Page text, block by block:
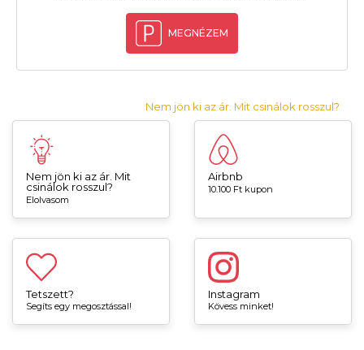
MEGNÉZEM
Nem jön ki az ár. Mit csinálok rosszul?
Nem jön ki az ár. Mit
csinálok rosszul?
Elolvasom
Airbnb
10.100 Ft kupon
Tetszett?
Segíts egy megosztással!
Instagram
Kövess minket!